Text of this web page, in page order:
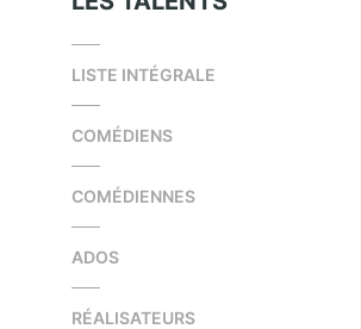
LISTE INTÉGRALE
COMÉDIENS
COMÉDIENNES
ADOS
RÉALISATEURS